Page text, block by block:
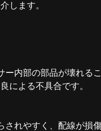
します。
ー内部の部品が壊れる
による不具合です。
されやすく、配線が損